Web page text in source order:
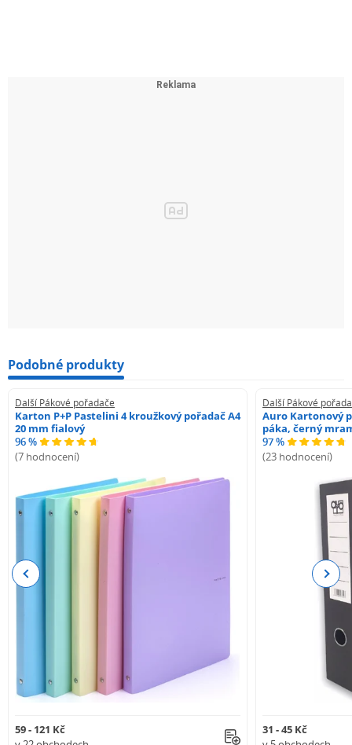
Podobné produkty
Další Pákové pořadače
Karton P+P Pastelini 4 kroužkový pořadač A4
20 mm fialový
96 %
(7 hodnocení)
59 - 121 Kč
Další Pákové
Auro Kartonový
páka, černý
97 %
(23 hodnocení)
31 - 45 Kč
Previous Next